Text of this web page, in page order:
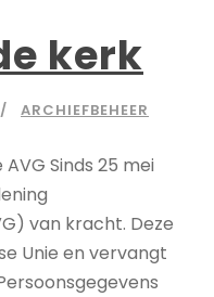
kerk
ARCHIEFBEHEER
Sinds 25 mei
van kracht. Deze
Unie en vervangt